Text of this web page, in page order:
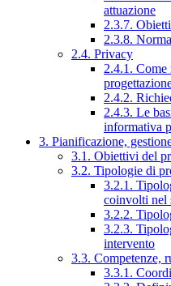
attuazione
2.3.7.
2.3.8.
2.4. Privacy
2.4.1. Come
2.4.2.
2.4.3. Le
informativa
3. Pianificazione,
3.1. Obiettivi del
3.2. Tipologie di
3.2.1.
coinvolti nel
3.2.2.
3.2.3.
intervento
3.3. Competenze,
3.3.1.